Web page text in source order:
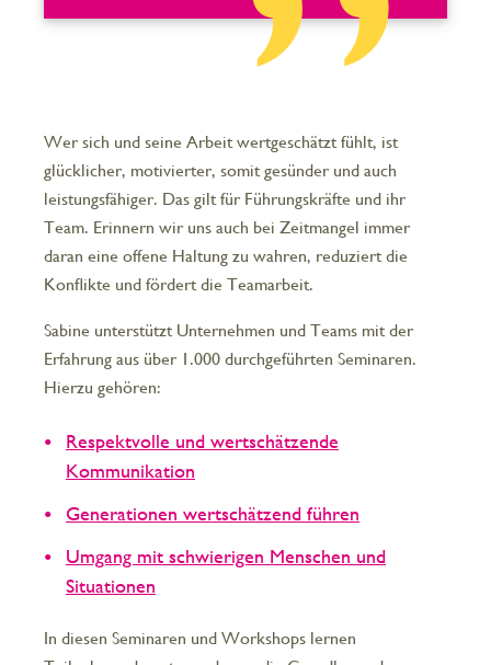
Wer sich und seine Arbeit wertgeschätzt fühlt, ist
glücklicher, motivierter, somit gesünder und auch
leistungsfähiger. Das gilt für Führungskräfte und ihr
Team. Erinnern wir uns auch bei Zeitmangel immer
daran eine offene Haltung zu wahren, reduziert die
Konflikte und fördert die Teamarbeit.
Sabine unterstützt Unternehmen und Teams mit der
Erfahrung aus über 1.000 durchgeführten Seminaren.
Hierzu gehören:
Respektvolle und wertschätzende
Kommunikation
Generationen wertschätzend führen
Umgang mit schwierigen Menschen und
Situationen
In diesen Seminaren und Workshops lernen